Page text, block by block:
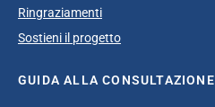
Ringraziamenti
Sostieni il progetto
GUIDA ALLA CONSULTAZIONE